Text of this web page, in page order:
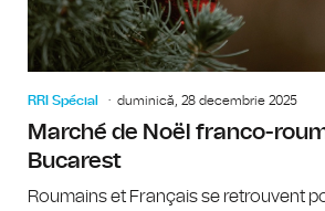
RRI Spécial duminică, 28 decembrie 2025
Marché de Noël franco-
Bucarest
Roumains et Français se retrouvent